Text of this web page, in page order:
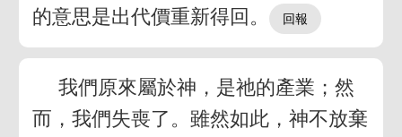
的意思是出代價重新得回。
我們原來屬於神，是祂的產業；然
而，我們失喪了。雖然如此，神不放棄